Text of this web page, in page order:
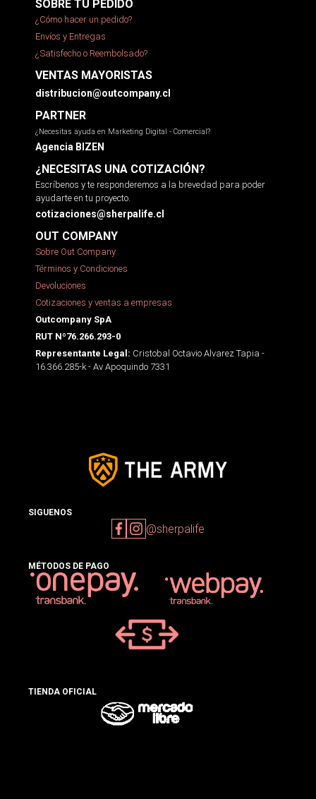
SOBRE TU PEDIDO
¿Cómo hacer un pedido?
Envíos y Entregas
¿Satisfecho o Reembolsado?
VENTAS MAYORISTAS
distribucion@outcompany.cl
PARTNER
¿Necesitas ayuda en Marketing Digital - Comercial?
Agencia BIZEN
¿NECESITAS UNA COTIZACIÓN?
Escríbenos y te responderemos a la brevedad para poder
ayudarte en tu proyecto.
cotizaciones@sherpalife.cl
OUT COMPANY
Sobre Out Company
Términos y Condiciones
Devoluciones
Cotizaciones y ventas a empresas
Outcompany SpA
RUT Nº76.266.293-0
Representante Legal: Cristobal Octavio Alvarez Tapia -
16.366.285-k - Av Apoquindo 7331
SIGUENOS
@sherpalife
MÉTODOS DE PAGO
TIENDA OFICIAL